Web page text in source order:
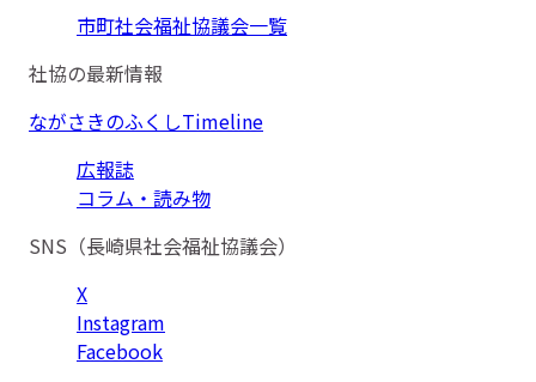
市町社会福祉協議会一覧
社協の最新情報
ながさきのふくしTimeline
広報誌
コラム・読み物
SNS（長崎県社会福祉協議会）
X
Instagram
Facebook